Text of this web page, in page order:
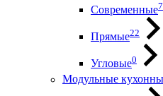
Современные7
Прямые22
Угловые0
Модульные